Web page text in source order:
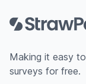
Making it easy
surveys for free.